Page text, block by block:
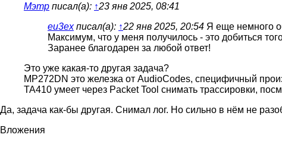
Мэтр писал(а): ↑23 янв 2025, 08:41
eu3exписал(а): ↑22 янв 2025, 20:54 Я еще немного
Максимум, что у меня получилось - это добиться
Заранее благодарен за любой ответ!
Это уже какая-то другая задача?
MP272DN это железка от AudioCodes, специфичный
ТА410 умеет через Packet Tool снимать трассировки,
Да, задача как-бы другая. Снимал лог. Но сильно в нём не
Вложения